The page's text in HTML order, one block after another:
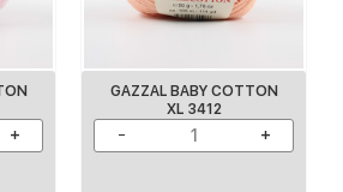
GAZZAL BABY COTTON
XL 3412